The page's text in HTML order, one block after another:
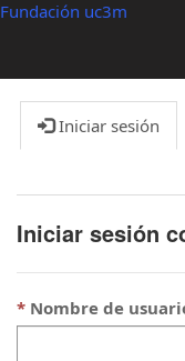
Fundación uc3m
Iniciar sesión
Iniciar sesión
Nombre de